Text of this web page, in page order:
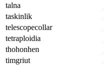
talna
taskinlik
telescopecollar
tetraploidia
thohonhen
timgriut